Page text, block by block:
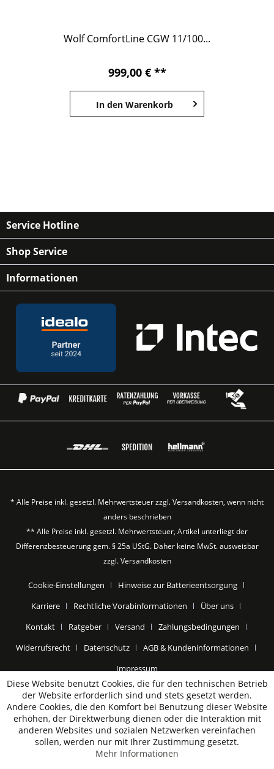
Wolf ComfortLine CGW 11/100...
999,00 € **
In den Warenkorb
Service Hotline
Shop Service
Informationen
* Alle Preise inkl. gesetzl. Mehrwertsteuer zzgl.Versandkosten, wenn nicht
anders beschrieben
** Alle Preise inkl. gesetzl. Mehrwertsteuer, Artikel unterliegt der
Differenzbesteuerung gem. § 25a UStG. Daher keine MwSt. ausweisbar
zzgl.Versandkosten
Cookie-Einstellungen
Hinweise zur Batterieentsorgung
Karriere
Rechtliche Vorabinformationen
Über uns
Kontakt
Ratgeber Versand
Zahlungsbedingungen
Widerrufsrecht
Datenschutz
AGB & Kundeninformationen
Impressum
Diese Website benutzt Cookies, die für den technischen Betrieb
der Website erforderlich sind und stets gesetzt werden.
Andere Cookies, die den Komfort bei Benutzung dieser Website
erhöhen, der Direktwerbung dienen oder die Interaktion mit
anderen Websites und sozialen Netzwerken vereinfachen
sollen, werden nur mit Ihrer Zustimmung gesetzt.
Mehr Informationen